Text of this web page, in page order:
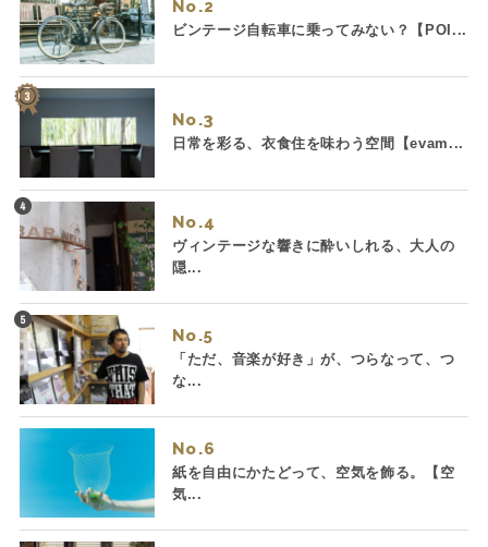
No.
ビンテージ自転車に乗ってみない？【POI...
No.
日常を彩る、衣食住を味わう空間【evam...
No.
ヴィンテージな響きに酔いしれる、大人の
隠...
No.
「ただ、音楽が好き」が、つらなって、つ
な...
No.
紙を自由にかたどって、空気を飾る。【空
気...